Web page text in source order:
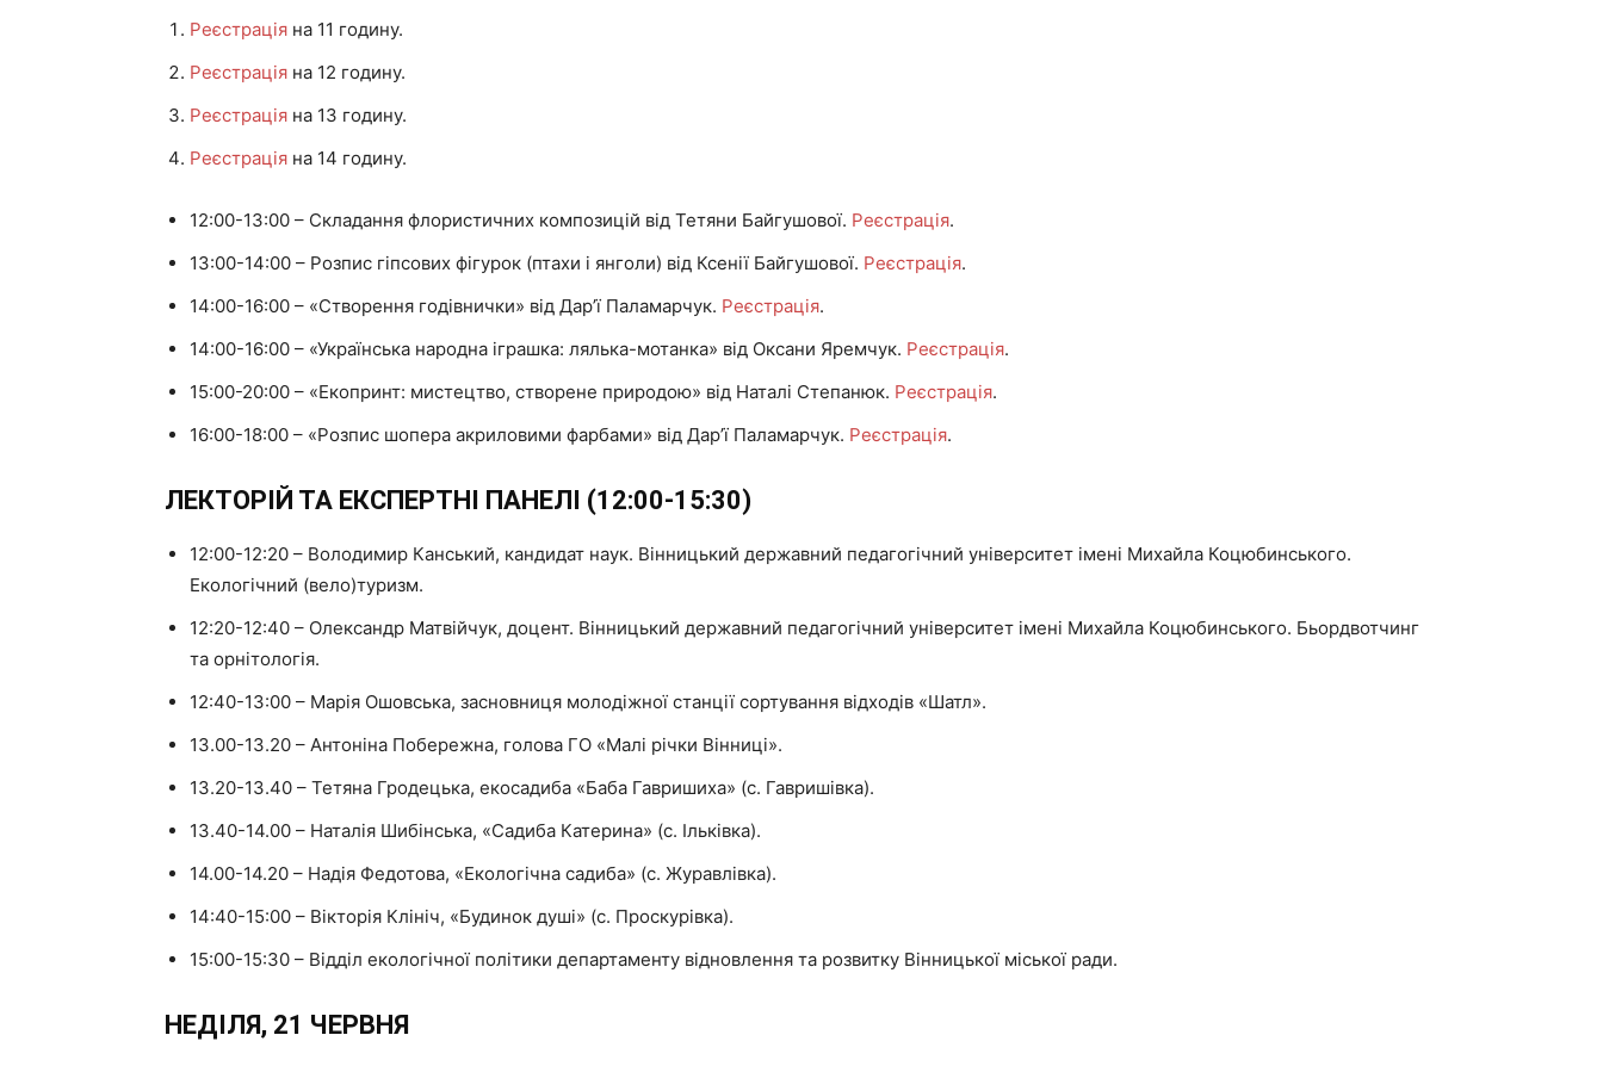
Реєстрація на 11 годину.
Реєстрація на 12 годину.
Реєстрація на 13 годину.
Реєстрація на 14 годину.
12:00-13:00 – Складання флористичних композицій від Тетяни Байгушової. Реєстрація.
13:00-14:00 – Розпис гіпсових фігурок (птахи і янголи) від Ксенії Байгушової. Реєстрація.
14:00-16:00 – «Створення годівнички» від Дар’ї Паламарчук. Реєстрація.
14:00-16:00 – «Українська народна іграшка: лялька-мотанка» від Оксани Яремчук. Реєстрація.
15:00-20:00 – «Екопринт: мистецтво, створене природою» від Наталі Степанюк. Реєстрація.
16:00-18:00 – «Розпис шопера акриловими фарбами» від Дар’ї Паламарчук. Реєстрація.
ЛЕКТОРІЙ ТА ЕКСПЕРТНІ ПАНЕЛІ (12:00-15:30)
12:00-12:20 – Володимир Канський, кандидат наук. Вінницький державний педагогічний університет імені Михайла Коцюбинського.
Екологічний (вело)туризм.
12:20-12:40 – Олександр Матвійчук, доцент. Вінницький державний педагогічний університет імені Михайла Коцюбинського. Бьордвотчинг
та орнітологія.
12:40-13:00 – Марія Ошовська, засновниця молодіжної станції сортування відходів «Шатл».
13.00-13.20 – Антоніна Побережна, голова ГО «Малі річки Вінниці».
13.20-13.40 – Тетяна Гродецька, екосадиба «Баба Гавришиха» (с. Гавришівка).
13.40-14.00 – Наталія Шибінська, «Садиба Катерина» (с. Ільківка).
14.00-14.20 – Надія Федотова, «Екологічна садиба» (с. Журавлівка).
14:40-15:00 – Вікторія Клініч, «Будинок душі» (с. Проскурівка).
15:00-15:30 – Відділ екологічної політики департаменту відновлення та розвитку Вінницької міської ради.
НЕДІЛЯ, 21 ЧЕРВНЯ